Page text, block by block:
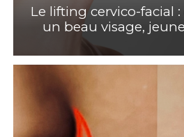
Le lifting cervico-facial
un beau visage,